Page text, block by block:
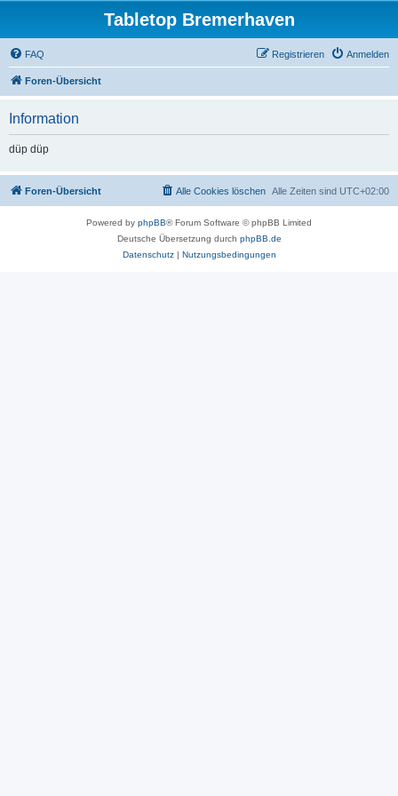
Tabletop Bremerhaven
FAQ Anmelden
Registrieren
Foren-Übersicht
Information
düp düp
Foren-Übersicht Alle Zeiten sind UTC+02:00
Alle Cookies löschen
Powered by phpBB® Forum Software © phpBB Limited
Deutsche Übersetzung durch phpBB.de
Datenschutz| Nutzungsbedingungen